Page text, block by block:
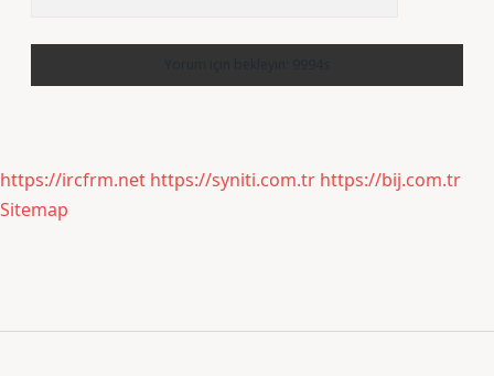
https://ircfrm.net https://syniti.com.tr https://bij.com.tr
Sitemap